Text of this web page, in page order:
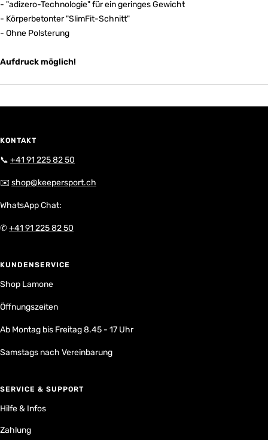
- "adizero-Technologie" für ein geringes Gewicht
- Körperbetonter "SlimFit-Schnitt"
- Ohne Polsterung
Aufdruck möglich!
KONTAKT
📞 +41 91 225 82 50
✉️ shop@keepersport.ch
WhatsApp Chat:
✆+41 91 225 82 50
KUNDENSERVICE
Shop Lamone
Öffnungszeiten
Ab Montag bis Freitag 8.45 - 17 Uhr
Samstags nach Vereinbarung
SERVICE & SUPPORT
Hilfe & Infos
Zahlung